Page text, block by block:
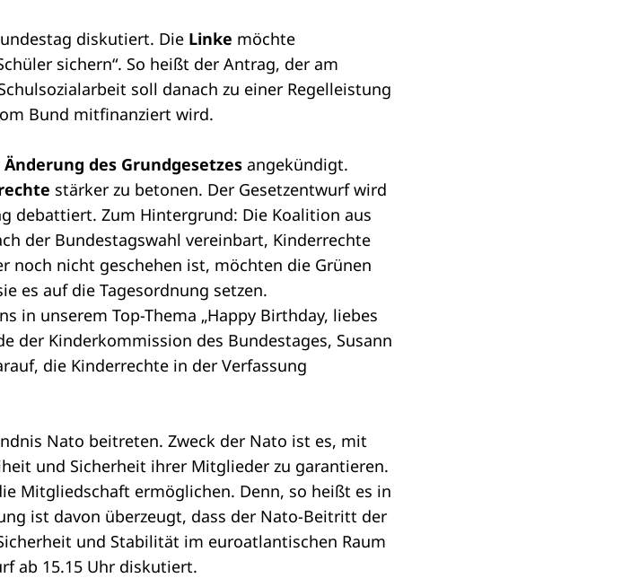
diskutiert. Die Linke möchte
sichern“. So heißt der Antrag, der am
soll danach zu einer Regelleistung
Bund mitfinanziert wird.
des Grundgesetzes angekündigt.
stärker zu betonen. Der Gesetzentwurf wird
debattiert. Zum Hintergrund: Die Koalition aus
der Bundestagswahl vereinbart, Kinderrechte
noch nicht geschehen ist, möchten die Grünen
es auf die Tagesordnung setzen.
in unserem Top-Thema „Happy Birthday, liebes
der Kinderkommission des Bundestages, Susann
die Kinderrechte in der Verfassung
Nato beitreten. Zweck der Nato ist es, mit
und Sicherheit ihrer Mitglieder zu garantieren.
Mitgliedschaft ermöglichen. Denn, so heißt es in
ist davon überzeugt, dass der Nato-Beitritt der
und Stabilität im euroatlantischen Raum
ab 15.15 Uhr diskutiert.